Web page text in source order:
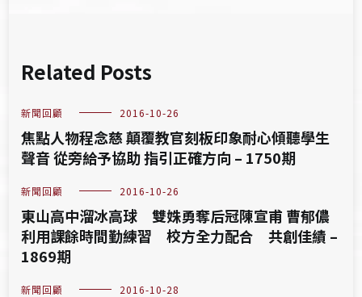
Related Posts
新聞回顧 2016-10-26
焦點人物程念慈 顛覆教官刻板印象耐心傾聽學生
聲音 從旁給予協助 指引正確方向 – 1750期
新聞回顧 2016-10-26
東山高中溜冰高球 雙姝勇奪后冠陳宣甫 曹郁儂
利用課餘時間勤練習 校方全力配合 共創佳績 –
1869期
新聞回顧 2016-10-28